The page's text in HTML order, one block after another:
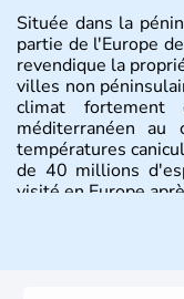
Située dans la
partie de l'Europe
revendique la
villes non
climat fortement
méditerranéen
températures
de 40 millions
visité en Europe